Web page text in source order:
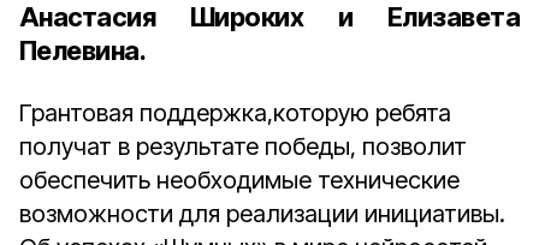
Анастасия Широких и Елизавета
Пелевина.
Грантовая поддержка,которую ребята
получат в результате победы, позволит
обеспечить необходимые технические
возможности для реализации инициативы.